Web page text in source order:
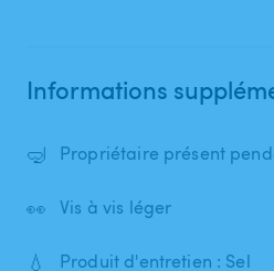
Informations
🤿 Propriétaire présent
👀 Vis à vis léger
💧 Produit d'entretien : Sel